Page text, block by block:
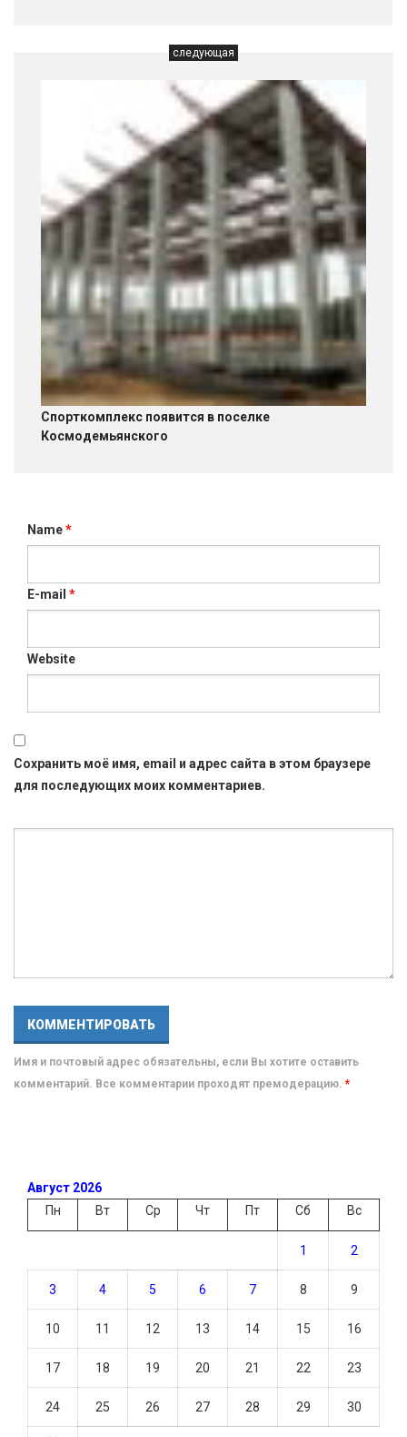
следующая
Спорткомплекс появится в поселке
Космодемьянского
Name*
E-mail *
Website
Сохранить моё имя, email и адрес сайта в этом браузере
для последующих моих комментариев.
Имя и почтовый адрес обязательны, если Вы хотите оставить
комментарий. Все комментарии проходят премодерацию. *
Август 2026
Пн
Вт Ср Чт Пт Сб Вс
1 2
3 4 5 6 7 8 9
10 11 12 13 14 15 16
17 18 19 20 21 22 23
24 25 26 27 28 29 30